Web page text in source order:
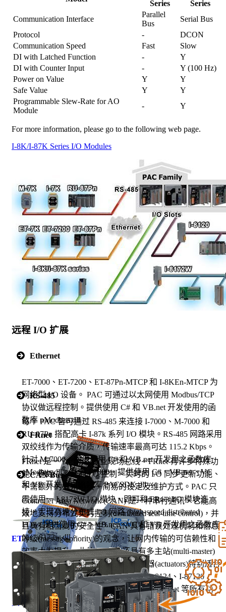
Series
Series
Communication Interface
Parallel
Bus
Serial Bus
Protocol
-
DCON
Communication Speed
Fast
Slow
DI with Latched Function
-
Y
DI with Counter Input
-
Y (100 Hz)
Power on Value
Y
Y
Safe Value
Y
Y
Programmable Slew-Rate for AO
Module
- Y
For more information, please go to the following web page.
I-8K/I-87K Series I/O Modules
远程 I/O 扩展
Ethernet
ET-7000、ET-7200、ET-87Pn-MTCP 和 I-8KEn-MTCP 为
网络型 I/O 设备。 PAC 可通过以太网使用 Modbus/TCP
协议做远程控制。提供使用 C# 和 VB.net 开发使用的函
数库 nModbus.dll。
ET-7000
RS-485
每个 PAC 皆可通过 RS-485 来连接 I-7000、M-7000 和
RU-87Pn 搭配高卡 I-87k 系列 I/O 模块。RS-485 网路采用
双绞线作为传输介质，传输速率最高可达 115.2 Kbps。
针对 M-7000，提供使用 C# 和 VB.net 开发用之函数库
nModbus.dll。针对 I-7000，提供使用 C#、VB.net、VC
和 VB 开发用之函数库 PACSDK.dll。
I-7000
FRnet
FRnet 是一个创新的工业现场总线。FRnet 有许多特殊功
能，例如：高速的 I/O 控制、实时的 I/O 同步更新功能、
不需额外的通讯协议、简易的设定及维护方式。PAC 只
需使用一 I-8172W I/O 模块，即可和 FRnet I/O 模块连
接，实现高速分布式 I/O 网路 (high-speed distributed
I/O)。提供使用 C#、VB.net、VC 和 VB 开发用之函数库
pac_i8172w.dll。
CAN Bus
Controller Area Network (CAN) 是一种串行通讯，它能高
效地支持分布式实时控制(distributed real-time control)，并
且具有相当高的安全性。CAN 具有错误处理机制和信息
等级(message priority)的观念，让网内传输的可信赖性和
效率大为提升。此外，CAN 还具有多主站(multi-master)
的能力，搭配传感器(sensors)和执行器(actuators)特别适合
用来作智能控制网路。搭配 I-8123、I-8124、I-87120，
PAC 可以实现 CAN、CANopen 和 DeviceNet 等所有功
能。